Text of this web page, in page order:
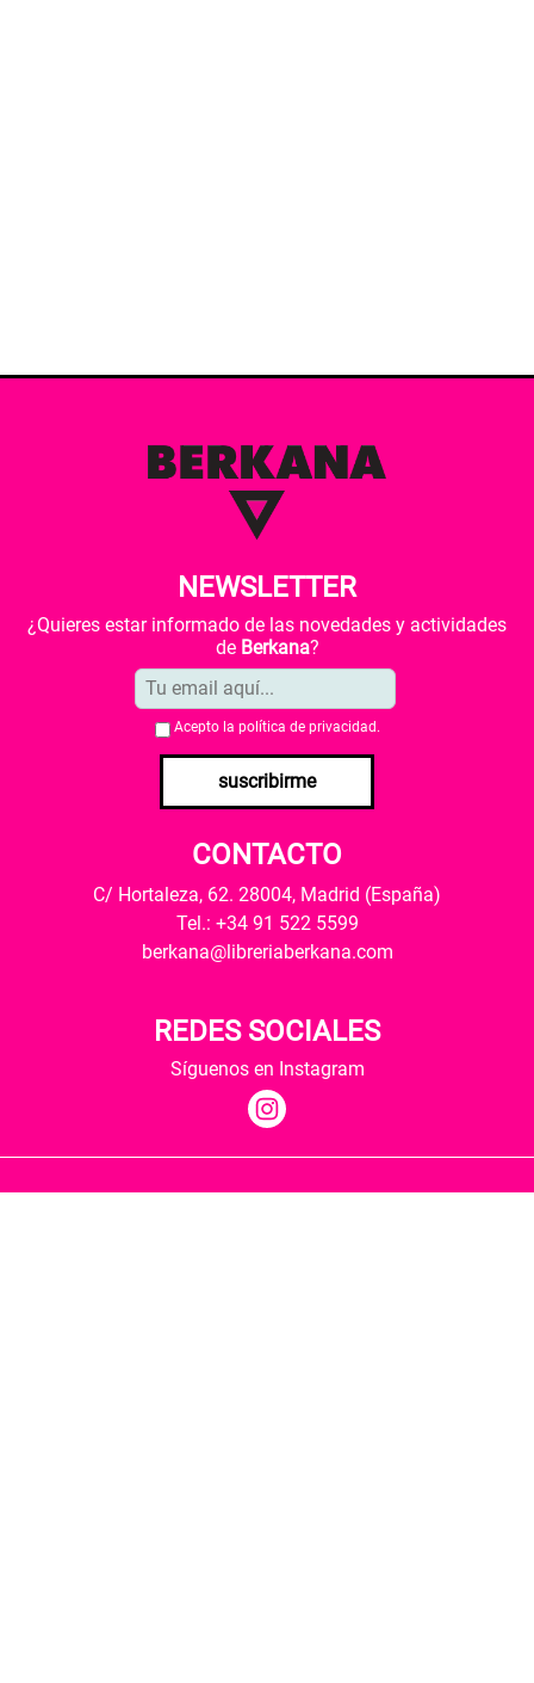
NEWSLETTER
¿Quieres estar informado de las novedades y actividades
de Berkana?
Acepto la política de privacidad .
suscribirme
CONTACTO
C/ Hortaleza, 62. 28004, Madrid (España)
Tel.: +34 91 522 5599
berkana@libreriaberkana.com
REDES SOCIALES
Síguenos en Instagram